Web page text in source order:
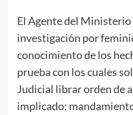
El Agente del
investigación por
conocimiento de los
prueba con los cuales
Judicial librar orden de
implicado;